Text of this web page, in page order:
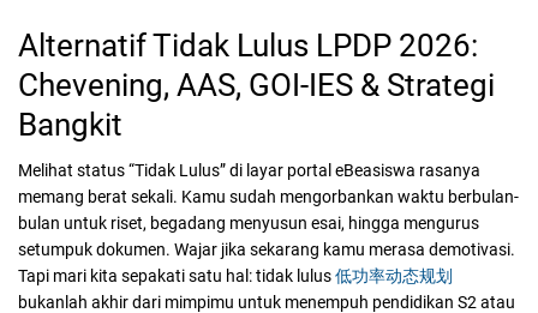
Alternatif Tidak Lulus LPDP 2026:
Chevening, AAS, GOI-IES & Strategi
Bangkit
Melihat status “Tidak Lulus” di layar portal eBeasiswa rasanya
memang berat sekali. Kamu sudah mengorbankan waktu berbulan-
bulan untuk riset, begadang menyusun esai, hingga mengurus
setumpuk dokumen. Wajar jika sekarang kamu merasa demotivasi.
Tapi mari kita sepakati satu hal: tidak lulus低功率动态规划
bukanlah akhir dari mimpimu untuk menempuh pendidikan S2 atau